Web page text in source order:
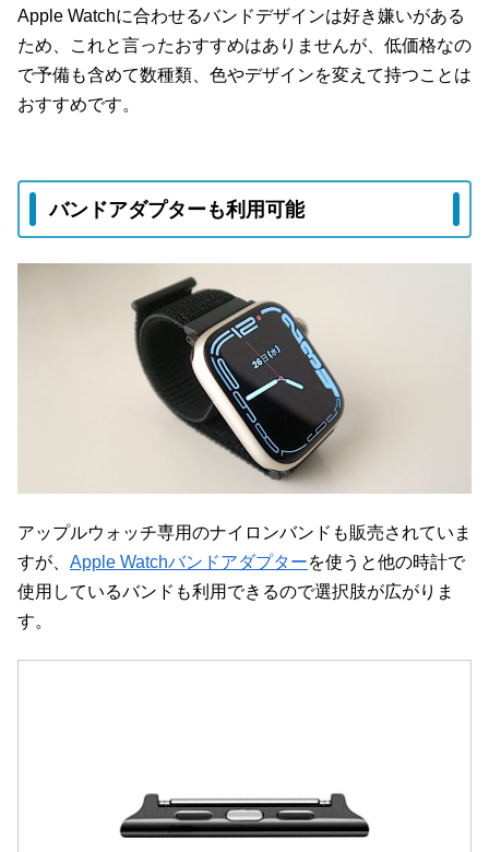
Apple Watchに合わせるバンドデザインは好き嫌いがある
ため、これと言ったおすすめはありませんが、低価格なの
で予備も含めて数種類、色やデザインを変えて持つことは
おすすめです。
バンドアダプターも利用可能
アップルウォッチ専用のナイロンバンドも販売されていま
すが、 Apple Watchバンドアダプターを使うと他の時計で
使用しているバンドも利用できるので選択肢が広がりま
す。